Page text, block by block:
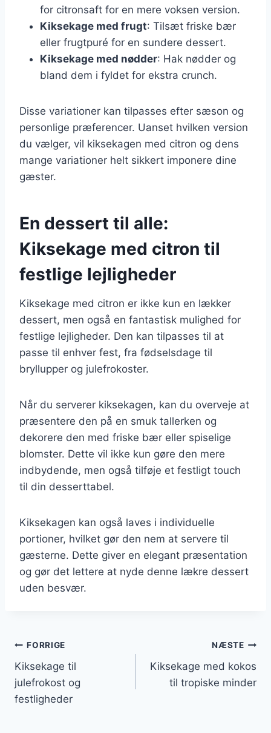
for citronsaft for en mere voksen version.
Kiksekage med frugt: Tilsæt friske bær
eller frugtpuré for en sundere dessert.
Kiksekage med nødder: Hak nødder og
bland dem i fyldet for ekstra crunch.
Disse variationer kan tilpasses efter sæson og
personlige præferencer. Uanset hvilken version
du vælger, vil kiksekagen med citron og dens
mange variationer helt sikkert imponere dine
gæster.
En dessert til alle:
Kiksekage med citron til
festlige lejligheder
Kiksekage med citron er ikke kun en lækker
dessert, men også en fantastisk mulighed for
festlige lejligheder. Den kan tilpasses til at
passe til enhver fest, fra fødselsdage til
bryllupper og julefrokoster.
Når du serverer kiksekagen, kan du overveje at
præsentere den på en smuk tallerken og
dekorere den med friske bær eller spiselige
blomster. Dette vil ikke kun gøre den mere
indbydende, men også tilføje et festligt touch
til din desserttabel.
Kiksekagen kan også laves i individuelle
portioner, hvilket gør den nem at servere til
gæsterne. Dette giver en elegant præsentation
og gør det lettere at nyde denne lækre dessert
uden besvær.
Indlægsnavigation
FORRIGE
Kiksekage til
julefrokost og
festligheder
NÆSTE
Kiksekage med kokos
til tropiske minder